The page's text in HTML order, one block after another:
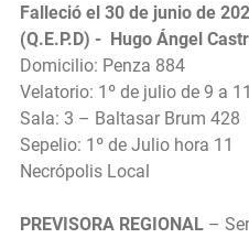
Falleció el 30 de junio de
(Q.E.P.D) - Hugo Ángel
Domicilio: Penza 884
Velatorio: 1º de julio de 9 a
Sala: 3 – Baltasar Brum 428
Sepelio: 1º de Julio hora 11
Necrópolis Local
PREVISORA REGIONAL –